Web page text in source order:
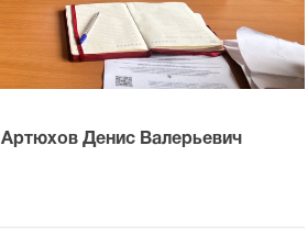
Артюхов Денис Валерьевич